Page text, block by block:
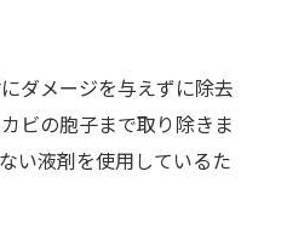
ダメージを与えずに除去
ビの胞子まで取り除きま
い液剤を使用しているた